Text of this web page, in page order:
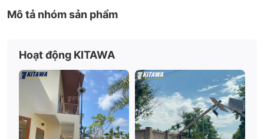
Mô tả nhóm sản phẩm
Hoạt động KITAWA